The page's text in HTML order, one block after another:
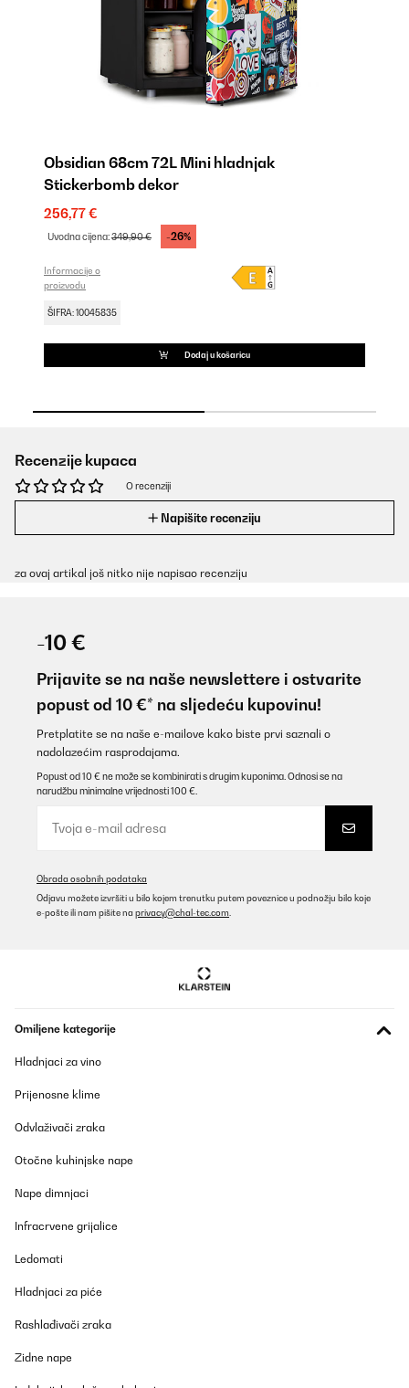
Obsidian 68cm 72L Mini hladnjak
Stickerbomb dekor
256,77 €
Uvodna cijena:349,90 € -26%
Informacije o
proizvodu
ŠIFRA: 10045835
Dodaj u košaricu
Recenzije kupaca
O recenziji
Napišite recenziju
za ovaj artikal još nitko nije napisao recenziju
-10 €
Prijavite se na naše newslettere i ostvarite
popust od 10 €* na sljedeću kupovinu!
Pretplatite se na naše e-mailove kako biste prvi saznali o
nadolazećim rasprodajama.
Popust od 10 € ne može se kombinirati s drugim kuponima. Odnosi se na
narudžbu minimalne vrijednosti 100 €.
Obrada osobnih podataka
Odjavu možete izvršiti u bilo kojem trenutku putem poveznice u podnožju bilo koje
e-pošte ili nam pišite na privacy@chal-tec.com
Omiljene kategorije
Hladnjaci za vino
Prijenosne klime
Odvlaživači zraka
Otočne kuhinjske nape
Nape dimnjaci
Infracrvene grijalice
Ledomati
Hladnjaci za piće
Rashlađivači zraka
Zidne nape